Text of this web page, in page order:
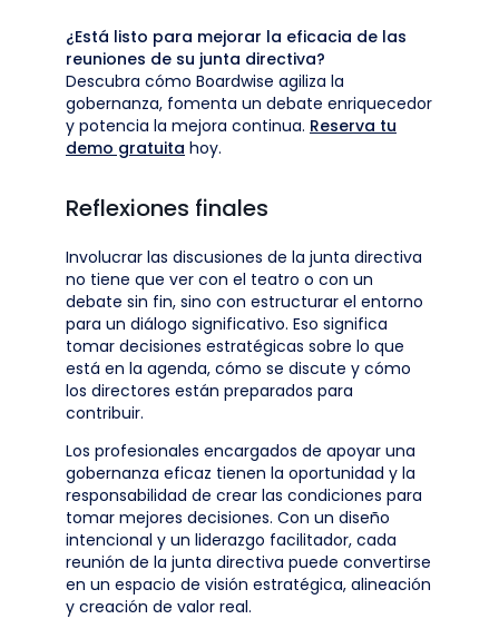
¿Está listo para mejorar la eficacia de las
reuniones de su junta directiva?
Descubra cómo Boardwise agiliza la
gobernanza, fomenta un debate enriquecedor
y potencia la mejora continua. Reserva tu
demo gratuita hoy.
Reflexiones finales
Involucrar las discusiones de la junta directiva
no tiene que ver con el teatro o con un
debate sin fin, sino con estructurar el entorno
para un diálogo significativo. Eso significa
tomar decisiones estratégicas sobre lo que
está en la agenda, cómo se discute y cómo
los directores están preparados para
contribuir.
Los profesionales encargados de apoyar una
gobernanza eficaz tienen la oportunidad y la
responsabilidad de crear las condiciones para
tomar mejores decisiones. Con un diseño
intencional y un liderazgo facilitador, cada
reunión de la junta directiva puede convertirse
en un espacio de visión estratégica, alineación
y creación de valor real.